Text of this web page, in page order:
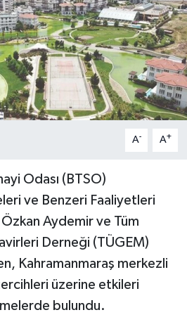
A- A+
Odası (BTSO)
ve Benzeri Faaliyetleri
Aydemir ve Tüm
Derneği (TÜGEM)
Kahramanma­raş merkezli
üzerine etkileri
bulundu.